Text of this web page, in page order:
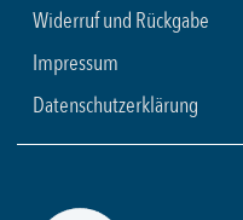
Widerruf und Rückgabe
Impressum
Datenschutzerklärung